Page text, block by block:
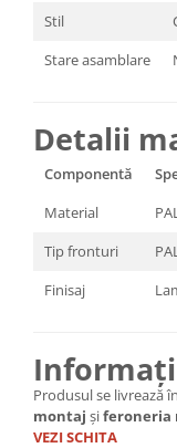
Stil
Stare asamblare
Detalii
Componentă
Material
Tip fronturi
Finisaj
Produsul se livrează
montaj șiferoneria
VEZI SCHITA